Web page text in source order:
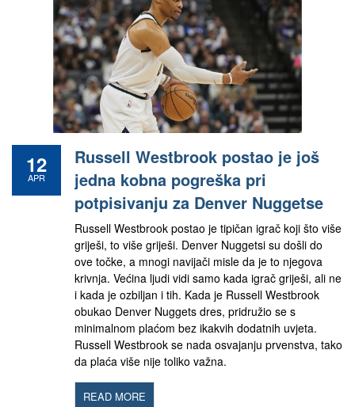
12
APR
Russell Westbrook postao je još
jedna kobna pogreška pri
potpisivanju za Denver Nuggetse
Russell Westbrook postao je tipičan igrač koji što više
griješi, to više griješi. Denver Nuggetsi su došli do
ove točke, a mnogi navijači misle da je to njegova
krivnja. Većina ljudi vidi samo kada igrač griješi, ali ne
i kada je ozbiljan i tih. Kada je Russell Westbrook
obukao Denver Nuggets dres, pridružio se s
minimalnom plaćom bez ikakvih dodatnih uvjeta.
Russell Westbrook se nada osvajanju prvenstva, tako
da plaća više nije toliko važna.
READ MORE